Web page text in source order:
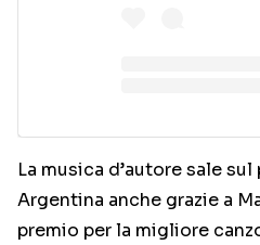
La musica d’autore sale
Argentina anche grazie a
premio per la migliore